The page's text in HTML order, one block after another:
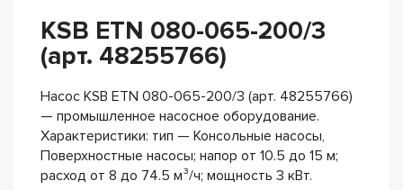
KSB ETN 080-065-200/3
(арт. 48255766)
Насос KSB ETN 080-065-200/3 (арт. 48255766)
— промышленное насосное оборудование.
Характеристики: тип — Консольные насосы,
Поверхностные насосы; напор от 10.5 до 15 м;
расход от 8 до 74.5 м³/ч; мощность 3 кВт.